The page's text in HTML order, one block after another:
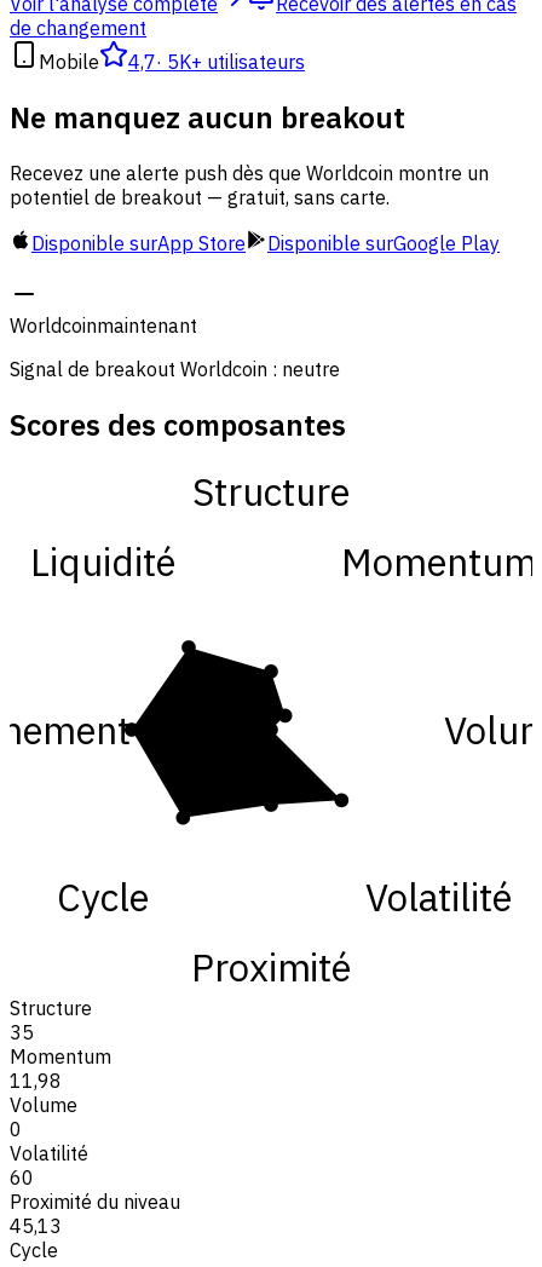
de changement
Mobile
4,7· 5K+ utilisateurs
Ne manquez aucun breakout
Recevez une alerte push dès que Worldcoin montre un
potentiel de breakout — gratuit, sans carte.
Disponible surApp Store Disponible surGoogle Play
Worldcoinmaintenant
Signal de breakout Worldcoin : neutre
Scores des composantes
Structure
Momentum
Volatilité
Proximité
Cycle
Liquidité
Structure
35
Momentum
11,98
Volume
0
Volatilité
60
Proximité du niveau
45,13
Cycle